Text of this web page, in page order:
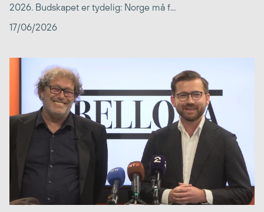
2026. Budskapet er tydelig: Norge må f...
17/06/2026